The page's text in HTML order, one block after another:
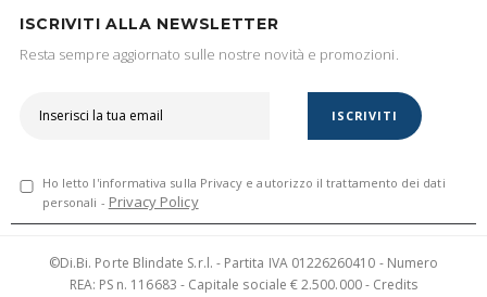
ISCRIVITI ALLA NEWSLETTER
Resta sempre aggiornato sulle nostre novità e promozioni.
Ho letto l'informativa sulla Privacy e autorizzo il trattamento dei dati
personali - Privacy Policy
ISCRIVITI
©Di.Bi. Porte Blindate S.r.l. - Partita IVA 01226260410 - Numero
REA: PS n. 116683 - Capitale sociale € 2.500.000 - Credits